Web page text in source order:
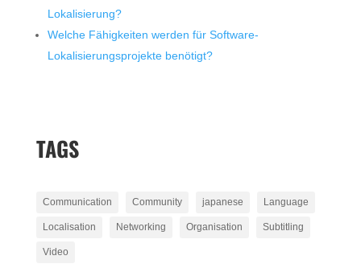
Lokalisierung?
Welche Fähigkeiten werden für Software-
Lokalisierungsprojekte benötigt?
TAGS
Communication Community japanese Language
Localisation Networking Organisation Subtitling
Video